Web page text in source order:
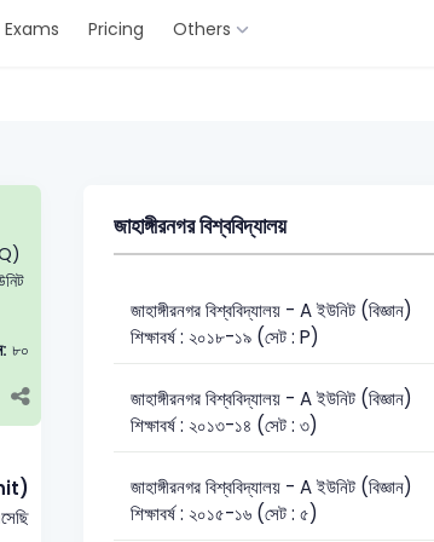
Exams Pricing Others
৮০
জাহাঙ্গীরনগর বিশ্ববিদ্যালয়
জাহাঙ্গীরনগর বিশ্ববিদ্যালয় - A ইউনিট (বিজ্ঞান)
শিক্ষাবর্ষ : ২০১৮-১৯ (সেট : P)
জাহাঙ্গীরনগর বিশ্ববিদ্যালয় - A ইউনিট (বিজ্ঞান)
শিক্ষাবর্ষ : ২০১৩-১৪ (সেট : ৩)
জাহাঙ্গীরনগর বিশ্ববিদ্যালয় - A ইউনিট (বিজ্ঞান)
শিক্ষাবর্ষ : ২০১৫-১৬ (সেট : ৫)